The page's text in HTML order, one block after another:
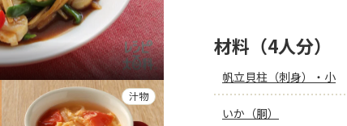
汁物
材料（4人分）
帆立貝柱（刺身）・小
いか（胴）